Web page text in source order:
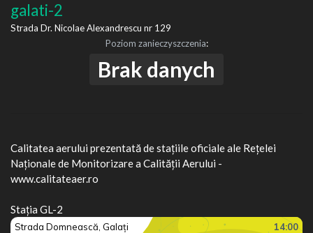
galati-2
Strada Dr. Nicolae Alexandrescu nr 129
Poziom zanieczyszczenia:
Brak danych
Calitatea aerului prezentată de stațiile oficiale ale Rețelei
Naționale de Monitorizare a Calității Aerului -
www.calitateaer.ro
Stația GL-2